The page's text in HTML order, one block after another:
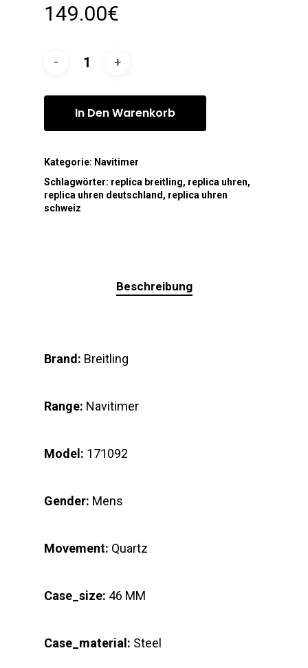
149.00€
In Den Warenkorb
Kategorie: Navitimer
Schlagwörter: replica breitling, replica uhren,
replica uhren deutschland , replica uhren
schweiz
Beschreibung
Brand: Breitling
Range: Navitimer
Model: 171092
Gender: Mens
Movement: Quartz
Case_size: 46 MM
Case_material: Steel